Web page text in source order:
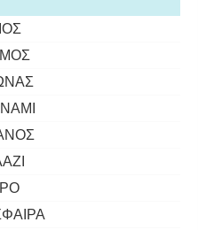
εκρήξεις ραδιοκυ